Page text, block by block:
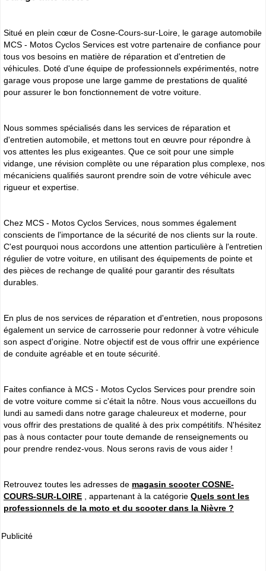
Situé en plein cœur de Cosne-Cours-sur-Loire, le garage automobile
MCS - Motos Cyclos Services est votre partenaire de confiance pour
tous vos besoins en matière de réparation et d'entretien de
véhicules. Doté d'une équipe de professionnels expérimentés, notre
garage vous propose une large gamme de prestations de qualité
pour assurer le bon fonctionnement de votre voiture.
Nous sommes spécialisés dans les services de réparation et
d'entretien automobile, et mettons tout en œuvre pour répondre à
vos attentes les plus exigeantes. Que ce soit pour une simple
vidange, une révision complète ou une réparation plus complexe, nos
mécaniciens qualifiés sauront prendre soin de votre véhicule avec
rigueur et expertise.
Chez MCS - Motos Cyclos Services, nous sommes également
conscients de l'importance de la sécurité de nos clients sur la route.
C'est pourquoi nous accordons une attention particulière à l'entretien
régulier de votre voiture, en utilisant des équipements de pointe et
des pièces de rechange de qualité pour garantir des résultats
durables.
En plus de nos services de réparation et d'entretien, nous proposons
également un service de carrosserie pour redonner à votre véhicule
son aspect d'origine. Notre objectif est de vous offrir une expérience
de conduite agréable et en toute sécurité.
Faites confiance à MCS - Motos Cyclos Services pour prendre soin
de votre voiture comme si c'était la nôtre. Nous vous accueillons du
lundi au samedi dans notre garage chaleureux et moderne, pour
vous offrir des prestations de qualité à des prix compétitifs. N'hésitez
pas à nous contacter pour toute demande de renseignements ou
pour prendre rendez-vous. Nous serons ravis de vous aider !
Retrouvez toutes les adresses de magasin scooter COSNE-
COURS-SUR-LOIRE , appartenant à la catégorie Quels sont les
professionnels de la moto et du scooter dans la Nièvre ?
Publicité